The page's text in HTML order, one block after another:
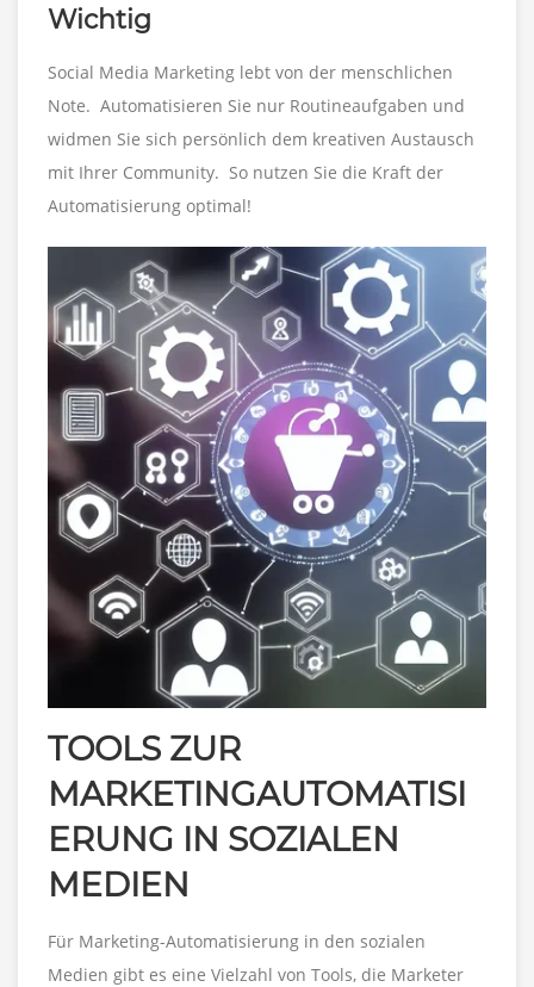
Wichtig
Social Media Marketing lebt von der menschlichen
Note. Automatisieren Sie nur Routineaufgaben und
widmen Sie sich persönlich dem kreativen Austausch
mit Ihrer Community. So nutzen Sie die Kraft der
Automatisierung optimal!
TOOLS ZUR
MARKETINGAUTOMATISI
ERUNG IN SOZIALEN
MEDIEN
Für Marketing-Automatisierung in den sozialen
Medien gibt es eine Vielzahl von Tools, die Marketer